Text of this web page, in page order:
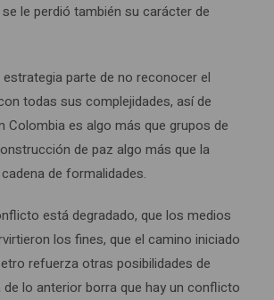
le perdió también su carácter de
parte de no reconocer el
todas sus complejidades, así de
Colombia es algo más que grupos de
de paz algo más que la
de formalidades.
está degradado, que los medios
los fines, que el camino iniciado
refuerza otras posibilidades de
lo anterior borra que hay un conflicto